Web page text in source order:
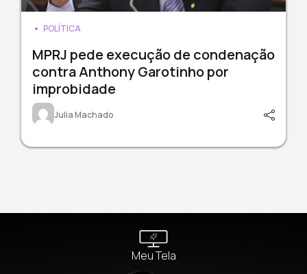
POLÍTICA
MPRJ pede execução de condenação
contra Anthony Garotinho por
improbidade
Julia Machado
Meu Tela